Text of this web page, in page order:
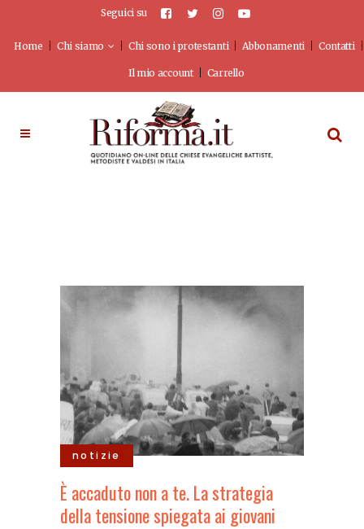
Seguici su
Home Chi siamo Chi sono i protestanti Abbonamenti Contatti
Il mio account Carrello
notizie
È accaduto non a te. La strategia
della tensione spiegata ai giovani